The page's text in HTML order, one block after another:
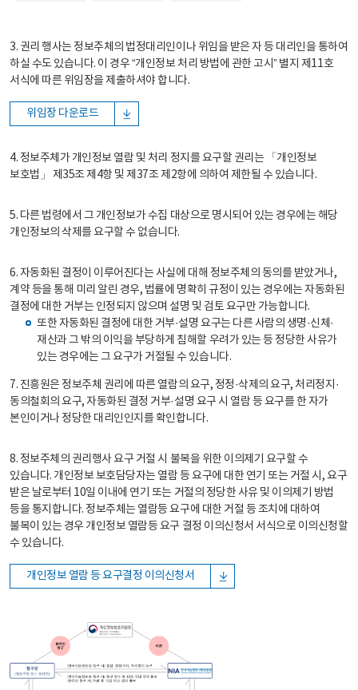
3. 권리 행사는 정보주체의 법정대리인이나 위임을 받은 자 등 대리인을 통하여
하실 수도 있습니다. 이 경우 “개인정보 처리 방법에 관한 고시” 별지 제11호
서식에 따른 위임장을 제출하셔야 합니다.
위임장 다운로드
4. 정보주체가 개인정보 열람 및 처리 정지를 요구할 권리는 「개인정보
보호법」 제35조 제4항 및 제37조 제2항에 의하여 제한될 수 있습니다.
5. 다른 법령에서 그 개인정보가 수집 대상으로 명시되어 있는 경우에는 해당
개인정보의 삭제를 요구할 수 없습니다.
6. 자동화된 결정이 이루어진다는 사실에 대해 정보주체의 동의를 받았거나,
계약 등을 통해 미리 알린 경우, 법률에 명확히 규정이 있는 경우에는 자동화된
결정에 대한 거부는 인정되지 않으며 설명 및 검토 요구만 가능합니다.
또한 자동화된 결정에 대한 거부·설명 요구는 다른 사람의 생명·신체·
재산과 그 밖의 이익을 부당하게 침해할 우려가 있는 등 정당한 사유가
있는 경우에는 그 요구가 거절될 수 있습니다.
7. 진흥원은 정보주체 권리에 따른 열람의 요구, 정정·삭제의 요구, 처리정지·
동의철회의 요구, 자동화된 결정 거부·설명 요구 시 열람 등 요구를 한 자가
본인이거나 정당한 대리인인지를 확인합니다.
8. 정보주체의 권리행사 요구 거절 시 불복을 위한 이의제기 요구할 수
있습니다. 개인정보 보호담당자는 열람 등 요구에 대한 연기 또는 거절 시, 요구
받은 날로부터 10일 이내에 연기 또는 거절의 정당한 사유 및 이의제기 방법
등을 통지합니다. 정보주체는 열람등 요구에 대한 거절 등 조치에 대하여
불복이 있는 경우 개인정보 열람등 요구 결정 이의신청서 서식으로 이의신청할
수 있습니다.
개인정보 열람 등 요구결정 이의신청서